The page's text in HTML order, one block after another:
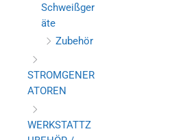
Schweißger
äte
Zubehör
STROMGENER
ATOREN
WERKSTATTZ